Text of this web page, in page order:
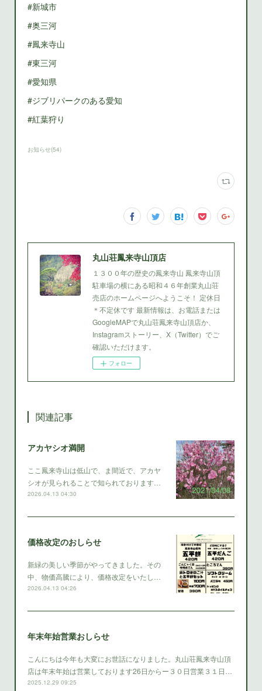
#新城市
#奥三河
#鳳来寺山
#東三河
#愛知県
#ジブリパークのある愛知
#紅葉狩り
お知らせ(54)
丸山荘鳳来寺山頂店
１３００年の歴史の鳳来寺山 鳳来寺山頂
駐車場の横にある昭和４６年創業丸山荘
売店のホームページへようこそ！ 定休日
＊不定休です 最新情報は、お電話または
GoogleMAPで丸山荘鳳来寺山頂店か、
Instagramストーリー、X（Twitter）でご
確認いただけます。
フォロー
関連記事
アカヤシオ満開
ここ鳳来寺山は低山で、ま間近で、アカヤ
シオが見られることで知られております…
2026.04.13 04:30
価格改定のおしらせ
新緑の美しい季節がやってきました。その
中、物価高騰により、価格改定をいたし…
2026.04.13 04:26
年末年始営業おしらせ
こんにちは今年も大変にお世話になりました。丸山荘鳳来寺山頂
店は年末年始は営業しております26日からー３０日営業３１日…
2025.12.29 09:25